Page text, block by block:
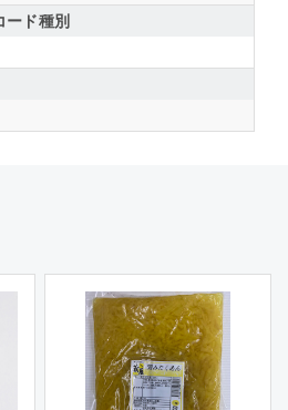
ード種別